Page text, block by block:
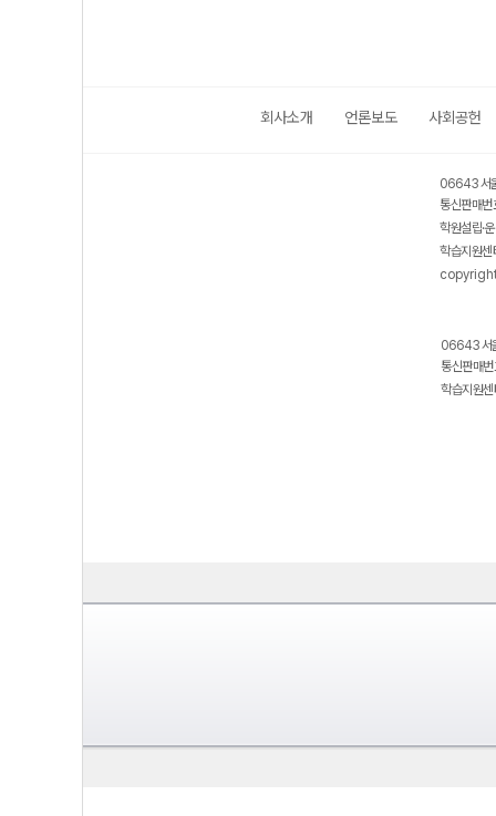
회사소개 언론보도 사회공헌
06643 서
통신판매
학원설립·
학습지원
06643 서
통신판매
학습지원